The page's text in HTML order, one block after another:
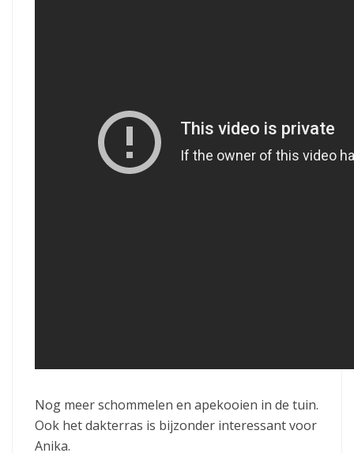
Nog meer schommelen en apekooien in de tuin.
Ook het dakterras is bijzonder interessant voor
Anika.